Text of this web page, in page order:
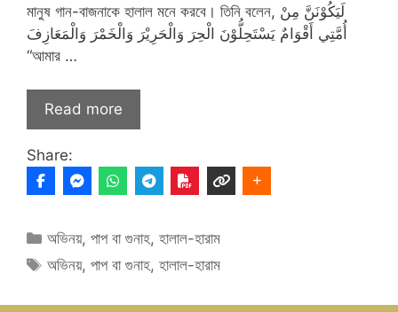
মানুষ গান-বাজনাকে হালাল মনে করবে। তিনি বলেন, لَيَكُوْنَنَّ مِنْ
أُمَّتِي أَقْوَامٌ يَسْتَحِلُّوْنَ الْحِرَ وَالْحَرِيْرَ وَالْخَمْرَ وَالْمَعَازِفَ
“আমার …
Read more
Share:
Categories
অভিনয়,পাপ বা গুনাহ,হালাল-হারাম
Tags
অভিনয়,পাপ বা গুনাহ,হালাল-হারাম